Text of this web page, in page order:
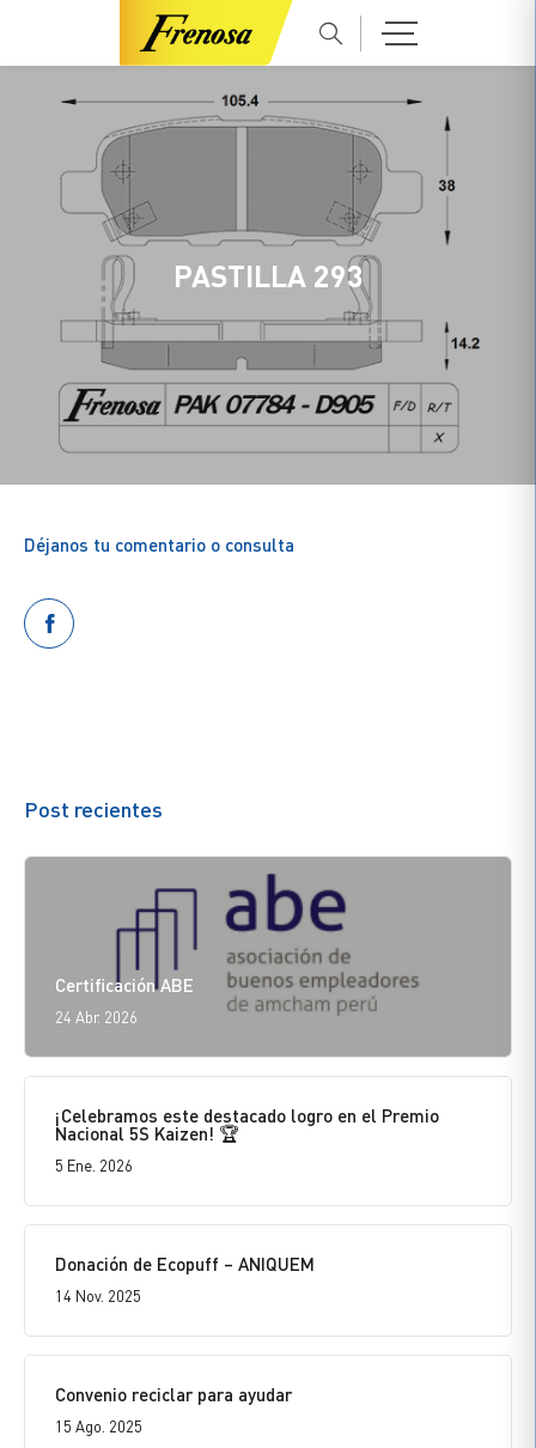
PASTILLA 293
Déjanos tu comentario o consulta
Post recientes
Certificación ABE
24 Abr. 2026
¡Celebramos este destacado logro en el Premio
Nacional 5S Kaizen! 🏆
5 Ene. 2026
Donación de Ecopuff – ANIQUEM
14 Nov. 2025
Convenio reciclar para ayudar
15 Ago. 2025